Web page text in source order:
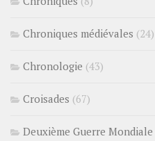
Chroniques médiévales (24)
Chronologie (43)
Croisades (67)
Deuxième Guerre Mondiale